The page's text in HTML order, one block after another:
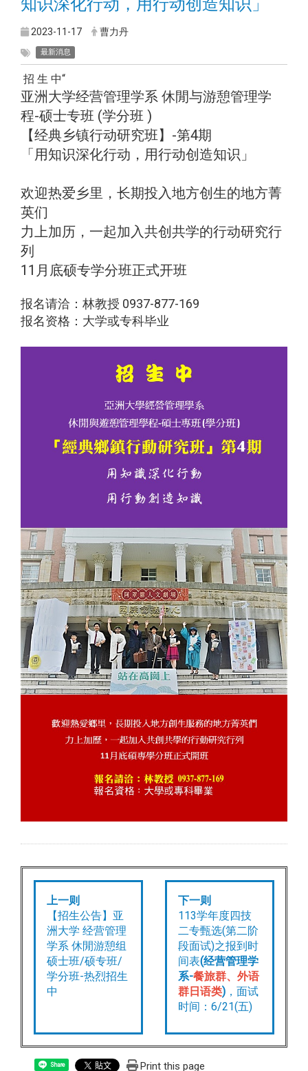
知识深化行动，用行动创造知识」
2023-11-17 曹力丹
最新消息
招 生 中“
亚洲大学经营管理学系 休閒与游憩管理学
程-硕士专班 (学分班 )
【经典乡镇行动研究班】-第4期
「用知识深化行动，用行动创造知识」
欢迎热爱乡里，长期投入地方创生的地方菁
英们
力上加历，一起加入共创共学的行动研究行
列
11月底硕专学分班正式开班
报名请洽：林教授 0937-877-169
报名资格：大学或专科毕业
上一则
【招生公告】亚
洲大学 经营管理
学系 休閒游憩组
硕士班/硕专班/
学分班-热烈招生
中
下一则
113学年度四技
二专甄选(第二阶
段面试)之报到时
间表(经营管理学
系-餐旅群、外语
群日语类) ，面试
时间：6/21(五)
Share Print this page